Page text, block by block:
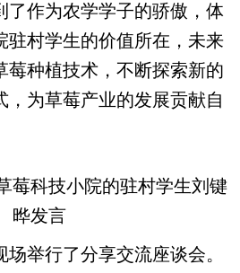
了作为农学学子的骄傲，体
驻村学生的价值所在，未来
莓种植技术，不断探索新的
，为草莓产业的发展贡献自
科技小院的驻村学生刘键
晔发言
举行了分享交流座谈会。